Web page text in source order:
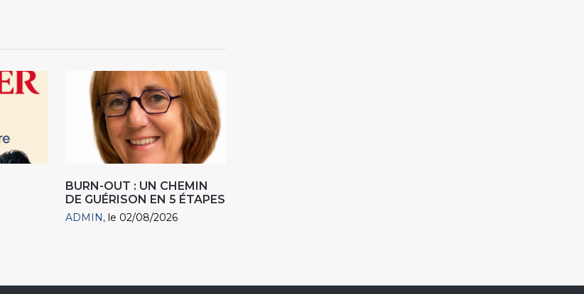
BURN-OUT : UN CHEMIN
DE GUÉRISON EN 5 ÉTAPES
ADMIN le 02/08/2026